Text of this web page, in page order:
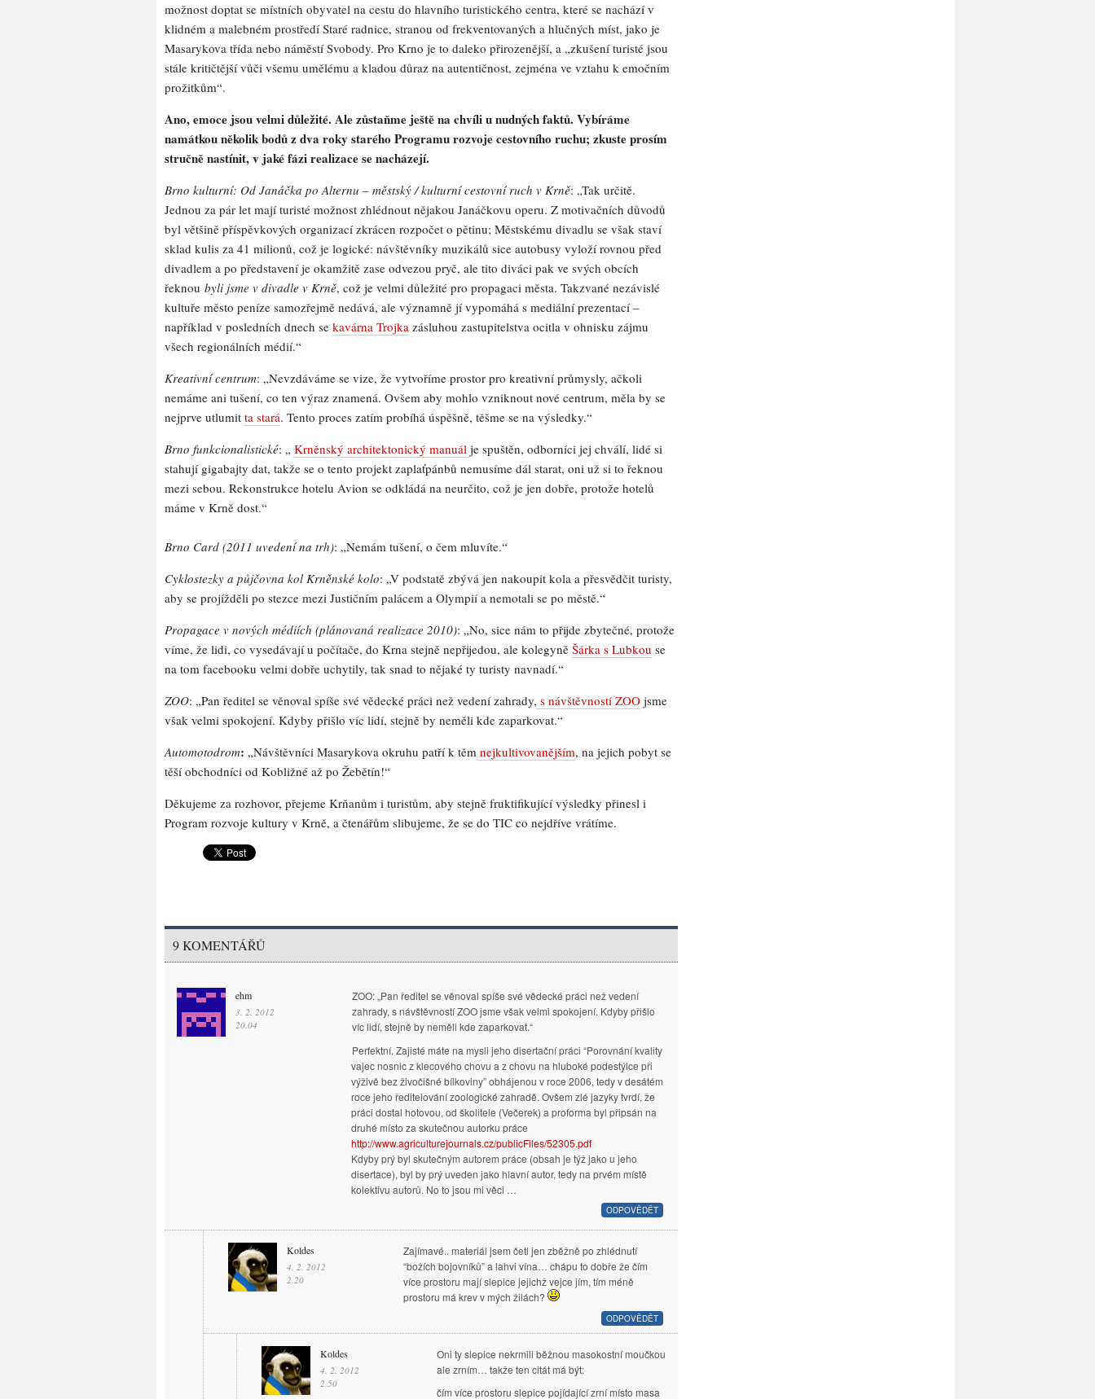
možnost doptat se místních obyvatel na cestu do hlavního turistického centra, které se nachází v
klidném a malebném prostředí Staré radnice, stranou od frekventovaných a hlučných míst, jako je
Masarykova třída nebo náměstí Svobody. Pro Krno je to daleko přirozenější, a „zkušení turisté jsou
stále kritičtější vůči všemu umělému a kladou důraz na autentičnost, zejména ve vztahu k emočním
prožitkům“.
Ano, emoce jsou velmi důležité. Ale zůstaňme ještě na chvíli u nudných faktů. Vybíráme
namátkou několik bodů z dva roky starého Programu rozvoje cestovního ruchu; zkuste prosím
stručně nastínit, v jaké fázi realizace se nacházejí.
Brno kulturní: Od Janáčka po Alternu – městský / kulturní cestovní ruch v Krně: „Tak určitě.
Jednou za pár let mají turisté možnost zhlédnout nějakou Janáčkovu operu. Z motivačních důvodů
byl většině příspěvkových organizací zkrácen rozpočet o pětinu; Městskému divadlu se však staví
sklad kulis za 41 milionů, což je logické: návštěvníky muzikálů sice autobusy vyloží rovnou před
divadlem a po představení je okamžitě zase odvezou pryč, ale tito diváci pak ve svých obcích
řeknou byli jsme v divadle v Krně, což je velmi důležité pro propagaci města. Takzvané nezávislé
kultuře město peníze samozřejmě nedává, ale významně jí vypomáhá s mediální prezentací –
například v posledních dnech se kavárna Trojka zásluhou zastupitelstva ocitla v ohnisku zájmu
všech regionálních médií.“
Kreativní centrum: „Nevzdáváme se vize, že vytvoříme prostor pro kreativní průmysly, ačkoli
nemáme ani tušení, co ten výraz znamená. Ovšem aby mohlo vzniknout nové centrum, měla by se
nejprve utlumit ta stará. Tento proces zatím probíhá úspěšně, těšme se na výsledky.“
Brno funkcionalistické: „ Krněnský architektonický manuál je spuštěn, odborníci jej chválí, lidé si
stahují gigabajty dat, takže se o tento projekt zaplaťpánbů nemusíme dál starat, oni už si to řeknou
mezi sebou. Rekonstrukce hotelu Avion se odkládá na neurčito, což je jen dobře, protože hotelů
máme v Krně dost.“
Brno Card (2011 uvedení na trh): „Nemám tušení, o čem mluvíte.“
Cyklostezky a půjčovna kol Krněnské kolo: „V podstatě zbývá jen nakoupit kola a přesvědčit turisty,
aby se projížděli po stezce mezi Justičním palácem a Olympií a nemotali se po městě.“
Propagace v nových médiích (plánovaná realizace 2010): „No, sice nám to přijde zbytečné, protože
víme, že lidi, co vysedávají u počítače, do Krna stejně nepřijedou, ale kolegyně Šárka s Lubkou se
na tom facebooku velmi dobře uchytily, tak snad to nějaké ty turisty navnadí.“
ZOO: „Pan ředitel se věnoval spíše své vědecké práci než vedení zahrady, s návštěvností ZOO jsme
však velmi spokojení. Kdyby přišlo víc lidí, stejně by neměli kde zaparkovat.“
Automotodrom: „Návštěvníci Masarykova okruhu patří k těm nejkultivovanějším, na jejich pobyt se
těší obchodníci od Kobližné až po Žebětín!“
Děkujeme za rozhovor, přejeme Krňanům i turistům, aby stejně fruktifikující výsledky přinesl i
Program rozvoje kultury v Krně, a čtenářům slibujeme, že se do TIC co nejdříve vrátíme.
9 KOMENTÁŘŮ
ehm
3. 2. 2012
20.04
ZOO: „Pan ředitel se věnoval spíše své vědecké práci než vedení
zahrady, s návštěvností ZOO jsme však velmi spokojení. Kdyby přišlo
víc lidí, stejně by neměli kde zaparkovat.“
Perfektní. Zajisté máte na mysli jeho disertační práci “Porovnání kvality
vajec nosnic z klecového chovu a z chovu na hluboké podestýlce při
výživě bez živočišné bílkoviny” obhájenou v roce 2006, tedy v desátém
roce jeho ředitelování zoologické zahradě. Ovšem zlé jazyky tvrdí, že
práci dostal hotovou, od školitele (Večerek) a proforma byl připsán na
druhé místo za skutečnou autorku práce
http://www.agriculturejournals.cz/publicFiles/52305.pdf
Kdyby prý byl skutečným autorem práce (obsah je týž jako u jeho
disertace), byl by prý uveden jako hlavní autor, tedy na prvém místě
kolektivu autorů. No to jsou mi věci …
ODPOVĚDĚT
Koldes
4. 2. 2012
2.20
Zajímavé.. materiál jsem četl jen zběžně po zhlédnutí
“božích bojovníků” a lahvi vína… chápu to dobře že čím
více prostoru mají slepice jejichž vejce jím, tím méně
prostoru má krev v mých žilách?
ODPOVĚDĚT
Koldes
4. 2. 2012
2.50
Oni ty slepice nekrmili běžnou masokostní moučkou
ale zrním… takže ten citát má být:
čím více prostoru slepice pojídající zrní místo masa